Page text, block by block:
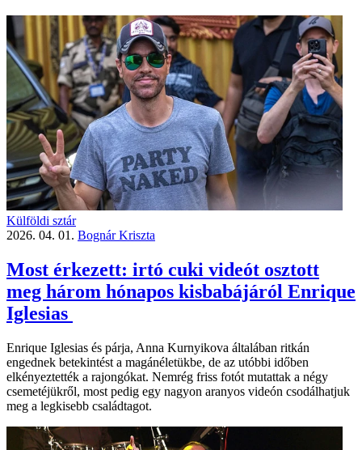
Külföldi sztár
2026. 04. 01. Bognár Kriszta
Most érkezett: irtó cuki videót osztott
meg három hónapos kisbabájáról Enrique
Iglesias
Enrique Iglesias és párja, Anna Kurnyikova általában ritkán
engednek betekintést a magánéletükbe, de az utóbbi időben
elkényeztették a rajongókat. Nemrég friss fotót mutattak a négy
csemetéjükről, most pedig egy nagyon aranyos videón csodálhatjuk
meg a legkisebb családtagot.